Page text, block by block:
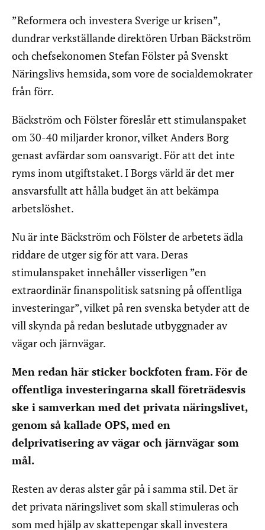
”Reformera och investera Sverige ur krisen”,
dundrar verkställande direktören Urban Bäckström
och chefsekonomen Stefan Fölster på Svenskt
Näringslivs hemsida, som vore de socialdemokrater
från förr.
Bäckström och Fölster föreslår ett stimulanspaket
om 30-40 miljarder kronor, vilket Anders Borg
genast avfärdar som oansvarigt. För att det inte
ryms inom utgiftstaket. I Borgs värld är det mer
ansvarsfullt att hålla budget än att bekämpa
arbetslöshet.
Nu är inte Bäckström och Fölster de arbetets ädla
riddare de utger sig för att vara. Deras
stimulanspaket innehåller visserligen ”en
extraordinär finanspolitisk satsning på offentliga
investeringar”, vilket på ren svenska betyder att de
vill skynda på redan beslutade utbyggnader av
vägar och järnvägar.
Men redan här sticker bockfoten fram. För de
offentliga investeringarna skall företrädesvis
ske i samverkan med det privata näringslivet,
genom så kallade OPS, med en
delprivatisering av vägar och järnvägar som
mål.
Resten av deras alster går på i samma stil. Det är
det privata näringslivet som skall stimuleras och
som med hjälp av skattepengar skall investera